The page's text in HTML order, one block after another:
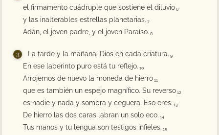
el firmamento cuádruple que sostiene el diluvio 6
y las inalterables estrellas planetarias. 7
Adán, el joven padre, y el joven Paraíso. 8
La tarde y la mañana. Dios en cada criatura. 9
En ese laberinto puro está tu reflejo. 10
Arrojemos de nuevo la moneda de hierro 11
que es también un espejo magnífico. Su reverso 12
es nadie y nada y sombra y ceguera. Eso eres. 13
De hierro las dos caras labran un solo eco. 14
Tus manos y tu lengua son testigos infieles. 15